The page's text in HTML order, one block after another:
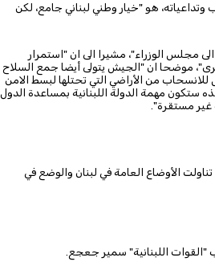
وتداعياته، هو "خيار وطني لبناني جامع، لكن
مجلس الوزراء"، مشيرا الى ان "استمرار
موضحا ان "الجيش يتولى أيضا جمع السلاح
من الأراضي التي تحتلها لبسط الامن
ستكون مهمة الدولة اللبنانية بمساعدة الدول
غير مستقرة".
الأوضاع العامة في لبنان والوضع في
اللبنانية" سمير جعجع.